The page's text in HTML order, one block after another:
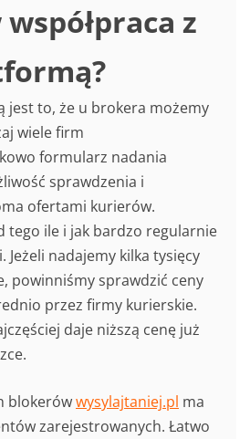
z
jest to, że u brokera możemy
wiele firm
formularz nadania
sprawdzenia i
ofertami kurierów.
tego ile i jak bardzo regularnie
Jeżeli nadajemy kilka tysięcy
powinniśmy sprawdzić ceny
przez firmy kurierskie.
daje niższą cenę już
blokerówwysylajtaniej.pl ma
zarejestrowanych. Łatwo